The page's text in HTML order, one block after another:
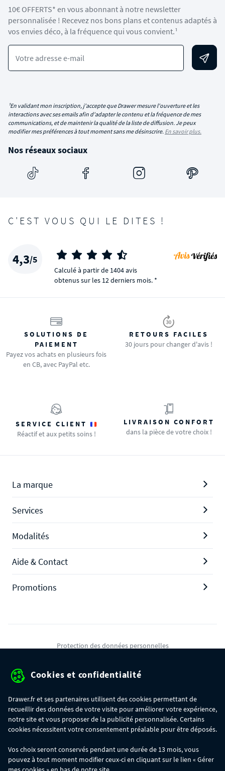
10€ OFFERTS* en vous abonnant à notre newsletter
personnalisée ! Recevez nos bons plans et contenus adaptés à
vos envies déco, à la fréquence qui vous convient.¹
Votre adresse e-mail
¹En validant mon inscription, j'accepte que Drawer mesure l'ouverture et les
interactions avec ses emails afin d'adapter le contenu et la fréquence de mes
communications, et de maintenir la qualité de la liste de diffusion. Je peux
modifier mes préférences à tout moment sans me désinscrire. En savoir plus.
Nos réseaux sociaux
C'EST VOUS QUI LE DITES !
4,3/5
Calculé à partir de 1404 avis
obtenus sur les 12 derniers mois. *
SOLUTIONS DE
PAIEMENT
Payez vos achats en plusieurs fois
en CB, avec PayPal etc.
RETOURS FACILES
30 jours pour changer d'avis !
SERVICE CLIENT
Réactif et aux petits soins !
LIVRAISON CONFORT
dans la pièce de votre choix !
La marque
Services
Modalités
Aide & Contact
Promotions
Protection des données personnelles
Gérer mes cookies
commande :
- 30€ sur votre commande dès 300€ d'achat, avec le code BIKINI30
- 50€ sur votre commande dès 500€ d'achat, avec le code BIKINI50
Cookies et confidentialité
Drawer.fr et ses partenaires utilisent des cookies permettant de
recueillir des données de votre visite pour améliorer votre expérience,
notre site et vous proposer de la publicité personnalisée. Certains
cookies nécessitent votre consentement préalable pour être déposés.
Vos choix seront conservés pendant une durée de 13 mois, vous
pouvez à tout moment modifier ceux-ci en cliquant sur le lien « Gérer